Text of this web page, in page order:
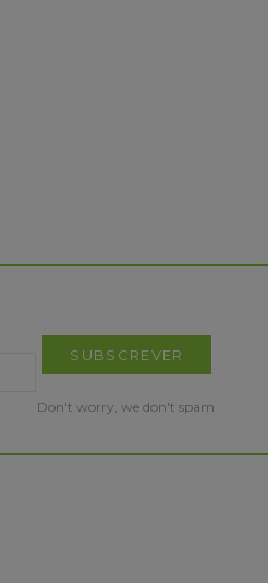
Don't worry, we don't spam